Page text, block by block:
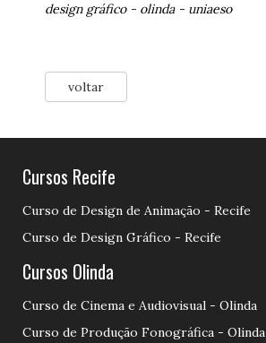
design gráfico- olinda- uniaeso
voltar
Cursos Recife
Curso de Design de Animação - Recife
Curso de Design Gráfico - Recife
Cursos Olinda
Curso de Cinema e Audiovisual - Olinda
Curso de Produção Fonográfica - Olinda